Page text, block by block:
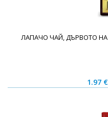
ЛАПАЧО ЧАЙ, ДЪРВОТО НА
1.97 €